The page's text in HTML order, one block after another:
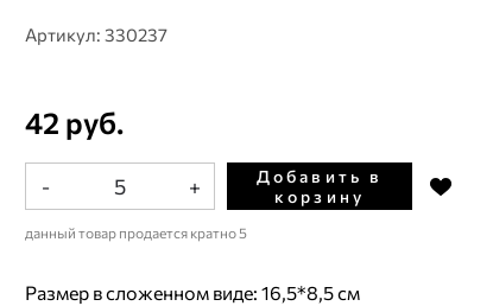
Артикул: 330237
42 руб.
- +
Добавить в
корзину
данный товар продается кратно 5
Размер в сложенном виде: 16,5*8,5 см